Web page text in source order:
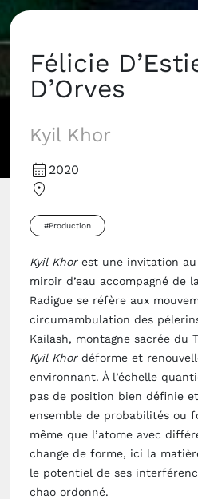
Félicie
D’Orves
Kyil Khor
2020
#Production
Kyil Khorest une invitation au
miroir d’eau accompagné de
Radigue se réfère aux
circumambulation des
Kailash, montagne sacrée du
Kyil Khordéforme et
environnant. À l’échelle
pas de position bien définie
ensemble de probabilités ou
même que l’atome avec
change de forme, ici la
le potentiel de ses
chao ordonné.